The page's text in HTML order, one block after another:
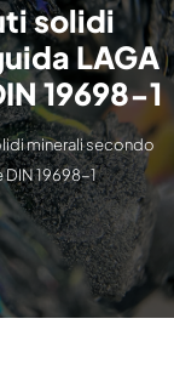
solidi
LAGA
19698-1
minerali secondo
DIN 19698-1